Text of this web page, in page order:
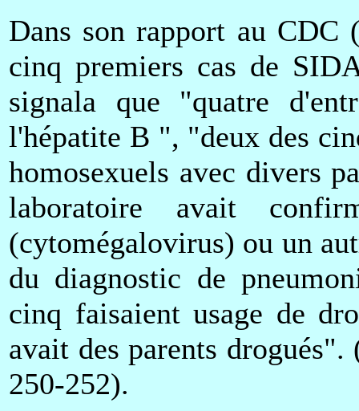
Dans son rapport au CDC
cinq premiers cas de
signala que "quatre
l'hépatite B ", "deux des
homosexuels avec divers
laboratoire avait
(cytomégalovirus) ou un
du diagnostic de
cinq faisaient usage de
avait des parents
250-252).